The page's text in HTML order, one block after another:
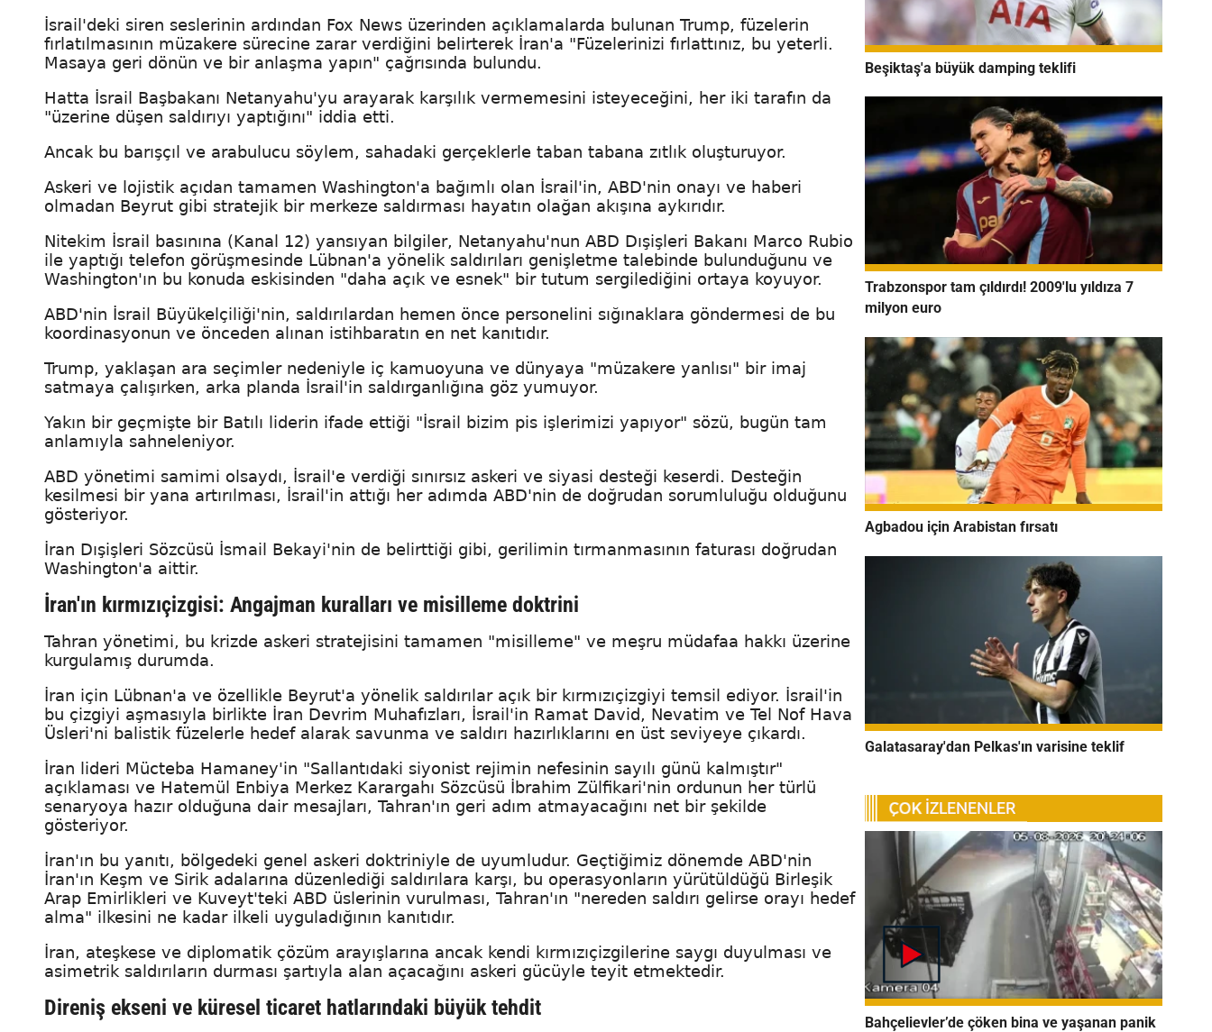
İsrail'deki siren seslerinin ardından Fox News üzerinden açıklamalarda bulunan Trump, füzelerin
fırlatılmasının müzakere sürecine zarar verdiğini belirterek İran'a "Füzelerinizi fırlattınız, bu yeterli.
Masaya geri dönün ve bir anlaşma yapın" çağrısında bulundu.
Hatta İsrail Başbakanı Netanyahu'yu arayarak karşılık vermemesini isteyeceğini, her iki tarafın da
"üzerine düşen saldırıyı yaptığını" iddia etti.
Ancak bu barışçıl ve arabulucu söylem, sahadaki gerçeklerle taban tabana zıtlık oluşturuyor.
Askeri ve lojistik açıdan tamamen Washington'a bağımlı olan İsrail'in, ABD'nin onayı ve haberi
olmadan Beyrut gibi stratejik bir merkeze saldırması hayatın olağan akışına aykırıdır.
Nitekim İsrail basınına (Kanal 12) yansıyan bilgiler, Netanyahu'nun ABD Dışişleri Bakanı Marco Rubio
ile yaptığı telefon görüşmesinde Lübnan'a yönelik saldırıları genişletme talebinde bulunduğunu ve
Washington'ın bu konuda eskisinden "daha açık ve esnek" bir tutum sergilediğini ortaya koyuyor.
ABD'nin İsrail Büyükelçiliği'nin, saldırılardan hemen önce personelini sığınaklara göndermesi de bu
koordinasyonun ve önceden alınan istihbaratın en net kanıtıdır.
Trump, yaklaşan ara seçimler nedeniyle iç kamuoyuna ve dünyaya "müzakere yanlısı" bir imaj
satmaya çalışırken, arka planda İsrail'in saldırganlığına göz yumuyor.
Yakın bir geçmişte bir Batılı liderin ifade ettiği "İsrail bizim pis işlerimizi yapıyor" sözü, bugün tam
anlamıyla sahneleniyor.
ABD yönetimi samimi olsaydı, İsrail'e verdiği sınırsız askeri ve siyasi desteği keserdi. Desteğin
kesilmesi bir yana artırılması, İsrail'in attığı her adımda ABD'nin de doğrudan sorumluluğu olduğunu
gösteriyor.
İran Dışişleri Sözcüsü İsmail Bekayi'nin de belirttiği gibi, gerilimin tırmanmasının faturası doğrudan
Washington'a aittir.
İran'ın kırmızıçizgisi: Angajman kuralları ve misilleme doktrini
Tahran yönetimi, bu krizde askeri stratejisini tamamen "misilleme" ve meşru müdafaa hakkı üzerine
kurgulamış durumda.
İran için Lübnan'a ve özellikle Beyrut'a yönelik saldırılar açık bir kırmızıçizgiyi temsil ediyor. İsrail'in
bu çizgiyi aşmasıyla birlikte İran Devrim Muhafızları, İsrail'in Ramat David, Nevatim ve Tel Nof Hava
Üsleri'ni balistik füzelerle hedef alarak savunma ve saldırı hazırlıklarını en üst seviyeye çıkardı.
İran lideri Mücteba Hamaney'in "Sallantıdaki siyonist rejimin nefesinin sayılı günü kalmıştır"
açıklaması ve Hatemül Enbiya Merkez Karargahı Sözcüsü İbrahim Zülfikari'nin ordunun her türlü
senaryoya hazır olduğuna dair mesajları, Tahran'ın geri adım atmayacağını net bir şekilde
gösteriyor.
İran'ın bu yanıtı, bölgedeki genel askeri doktriniyle de uyumludur. Geçtiğimiz dönemde ABD'nin
İran'ın Keşm ve Sirik adalarına düzenlediği saldırılara karşı, bu operasyonların yürütüldüğü Birleşik
Arap Emirlikleri ve Kuveyt'teki ABD üslerinin vurulması, Tahran'ın "nereden saldırı gelirse orayı hedef
alma" ilkesini ne kadar ilkeli uyguladığının kanıtıdır.
İran, ateşkese ve diplomatik çözüm arayışlarına ancak kendi kırmızıçizgilerine saygı duyulması ve
asimetrik saldırıların durması şartıyla alan açacağını askeri gücüyle teyit etmektedir.
Direniş ekseni ve küresel ticaret hatlarındaki büyük tehdit
Beşiktaş'a büyük damping teklifi
Trabzonspor tam çıldırdı! 2009'lu yıldıza 7
milyon euro
Agbadou için Arabistan fırsatı
Galatasaray'dan Pelkas'ın varisine teklif
Bahçelievler’de çöken bina ve yaşanan panik